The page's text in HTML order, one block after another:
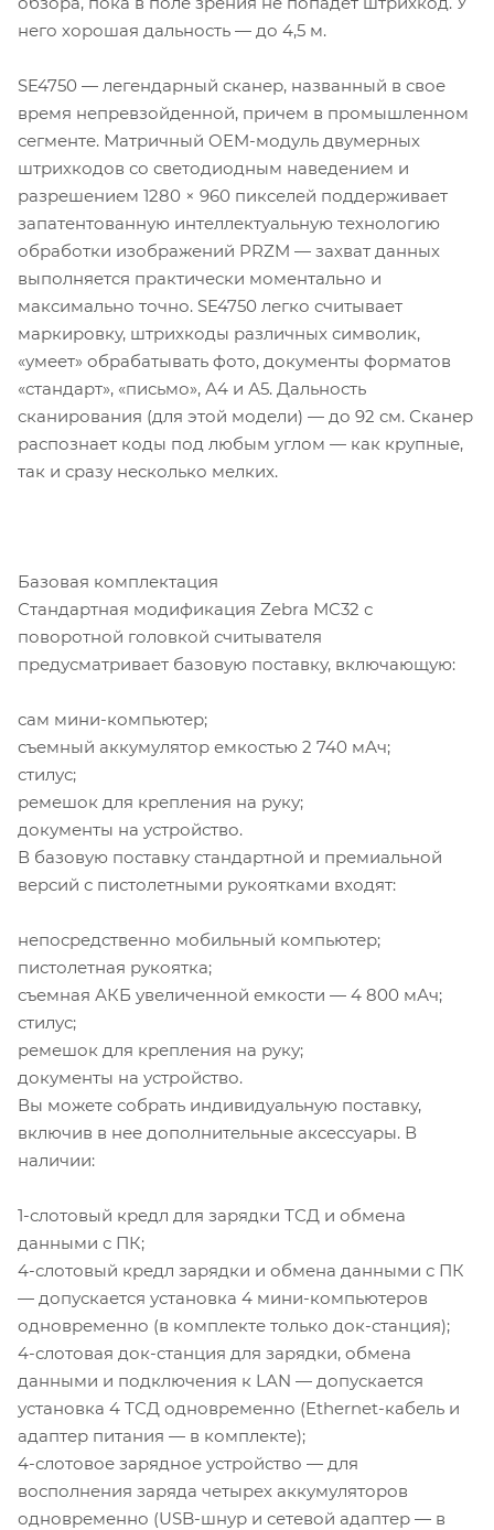
него хорошая дальность — до 4,5 м.
SE4750 — легендарный сканер, названный в свое
время непревзойденной, причем в промышленном
сегменте. Матричный OEM-модуль двумерных
штрихкодов со светодиодным наведением и
разрешением 1280 × 960 пикселей поддерживает
запатентованную интеллектуальную технологию
обработки изображений PRZM — захват данных
выполняется практически моментально и
максимально точно. SE4750 легко считывает
маркировку, штрихкоды различных символик,
«умеет» обрабатывать фото, документы форматов
«стандарт», «письмо», А4 и А5. Дальность
сканирования (для этой модели) — до 92 см. Сканер
распознает коды под любым углом — как крупные,
так и сразу несколько мелких.
Базовая комплектация
Стандартная модификация Zebra MC32 с
поворотной головкой считывателя
предусматривает базовую поставку, включающую:
сам мини-компьютер;
съемный аккумулятор емкостью 2 740 мАч;
стилус;
ремешок для крепления на руку;
документы на устройство.
В базовую поставку стандартной и премиальной
версий с пистолетными рукоятками входят:
непосредственно мобильный компьютер;
пистолетная рукоятка;
съемная АКБ увеличенной емкости — 4 800 мАч;
стилус;
ремешок для крепления на руку;
документы на устройство.
Вы можете собрать индивидуальную поставку,
включив в нее дополнительные аксессуары. В
наличии:
1-слотовый кредл для зарядки ТСД и обмена
данными с ПК;
4-слотовый кредл зарядки и обмена данными с ПК
— допускается установка 4 мини-компьютеров
одновременно (в комплекте только док-станция);
4-слотовая док-станция для зарядки, обмена
данными и подключения к LAN — допускается
установка 4 ТСД одновременно (Ethernet-кабель и
адаптер питания — в комплекте);
4-слотовое зарядное устройство — для
восполнения заряда четырех аккумуляторов
одновременно (USB-шнур и сетевой адаптер — в